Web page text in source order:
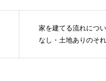
家を建てる流れにつ
なし・土地ありのそ